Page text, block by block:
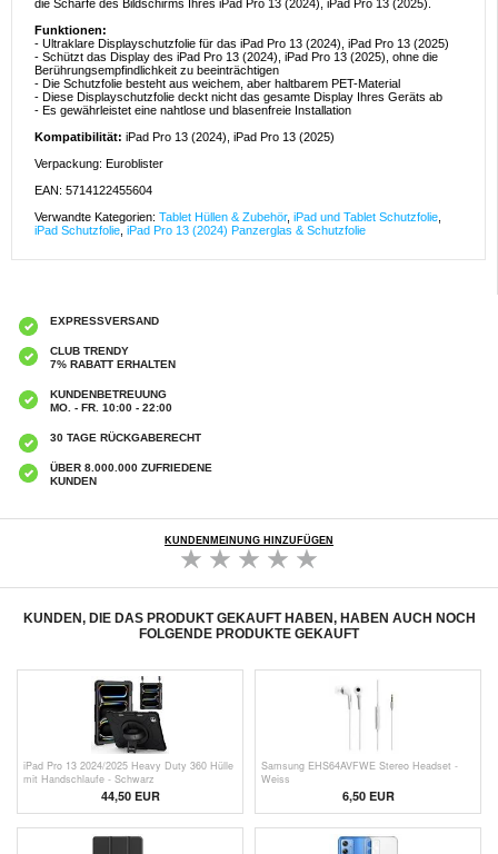
die Schärfe des Bildschirms Ihres iPad Pro 13 (2024), iPad Pro 13 (2025).
Funktionen:
- Ultraklare Displayschutzfolie für das iPad Pro 13 (2024), iPad Pro 13 (2025)
- Schützt das Display des iPad Pro 13 (2024), iPad Pro 13 (2025), ohne die
Berührungsempfindlichkeit zu beeinträchtigen
- Die Schutzfolie besteht aus weichem, aber haltbarem PET-Material
- Diese Displayschutzfolie deckt nicht das gesamte Display Ihres Geräts ab
- Es gewährleistet eine nahtlose und blasenfreie Installation
Kompatibilität: iPad Pro 13 (2024), iPad Pro 13 (2025)
Verpackung: Euroblister
EAN: 5714122455604
Verwandte Kategorien: Tablet Hüllen & Zubehör, iPad und Tablet Schutzfolie
iPad Schutzfolie iPad Pro 13 (2024) Panzerglas & Schutzfolie
EXPRESSVERSAND
CLUB TRENDY
7% RABATT ERHALTEN
KUNDENBETREUUNG
MO. - FR. 10:00 - 22:00
30 TAGE RÜCKGABERECHT
ÜBER 8.000.000 ZUFRIEDENE
KUNDEN
KUNDENMEINUNG HINZUFÜGEN
KUNDEN, DIE DAS PRODUKT GEKAUFT HABEN, HABEN AUCH NOCH
FOLGENDE PRODUKTE GEKAUFT
iPad Pro 13 2024/2025 Heavy Duty 360 Hülle
mit Handschlaufe - Schwarz
44,50 EUR
Samsung EHS64AVFWE Stereo Headset -
Weiss
6,50 EUR